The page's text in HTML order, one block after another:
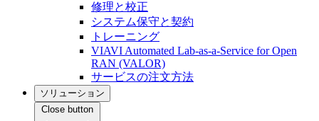
修理と校正
システム保守と契約
トレーニング
VIAVI Automated Lab-as-a-Service for Open
RAN (VALOR)
サービスの注文方法
ソリューション
Close button